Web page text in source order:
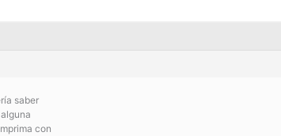
saber
con